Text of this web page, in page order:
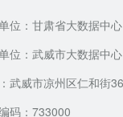
位：甘肃省大数据中心
位：武威市大数据中心
武威市凉州区仁和街
码：733000